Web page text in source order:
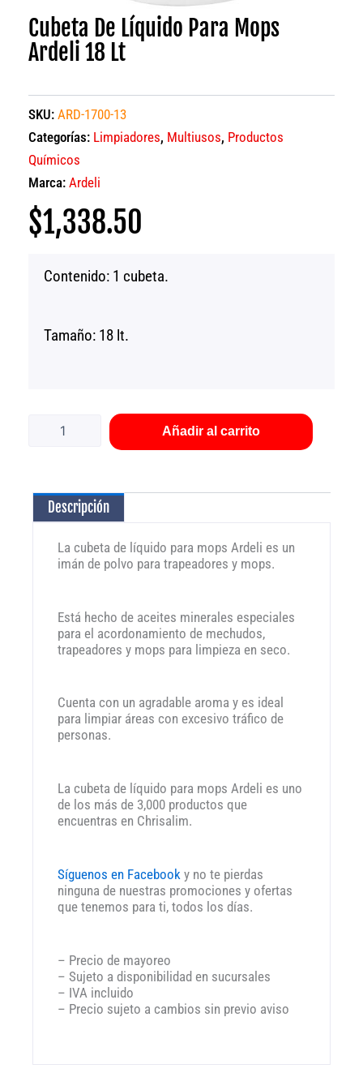
Cubeta De Líquido Para Mops
Ardeli 18 Lt
SKU: ARD-1700-13
Categorías: Limpiadores, Multiusos, Productos
Químicos
Marca: Ardeli
$1,338.50
Contenido: 1 cubeta.
Tamaño: 18 lt.
18
Añadir al carrito
Descripción
La cubeta de líquido para mops Ardeli es un
imán de polvo para trapeadores y mops.
Está hecho de aceites minerales especiales
para el acordonamiento de mechudos,
trapeadores y mops para limpieza en seco.
Cuenta con un agradable aroma y es ideal
para limpiar áreas con excesivo tráfico de
personas.
La cubeta de líquido para mops Ardeli es uno
de los más de 3,000 productos que
encuentras en Chrisalim.
Síguenos en Facebook y no te pierdas
ninguna de nuestras promociones y ofertas
que tenemos para ti, todos los días.
– Precio de mayoreo
– Sujeto a disponibilidad en sucursales
– IVA incluido
– Precio sujeto a cambios sin previo aviso